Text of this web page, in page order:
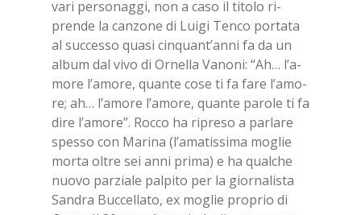
vari per­so­nag­gi, non a caso il ti­to­lo ri­
pren­de la can­zo­ne di Lui­gi Ten­co por­ta­ta
al suc­ces­so qua­si cin­quan­t’an­ni fa da un
al­bum dal vivo di Or­nel­la Va­no­ni: “Ah… l’a­
mo­re l’a­mo­re, quan­te cose ti fa fare l’a­mo­
re; ah… l’a­mo­re l’a­mo­re, quan­te pa­ro­le ti fa
dire l’a­mo­re”. Roc­co ha ri­pre­so a par­la­re
spes­so con Ma­ri­na (l’a­ma­tis­si­ma mo­glie
mor­ta ol­tre sei anni pri­ma) e ha qual­che
nuo­vo par­zia­le pal­pi­to per la gior­na­li­sta
San­dra Buc­cel­la­to, ex mo­glie pro­prio di